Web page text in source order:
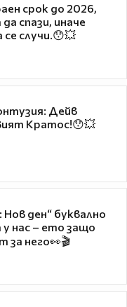
срок до 2026,
спази, иначе
се случи.😯💥
Дейв
Кратос!😯💥
ден“ буквално
у нас – ето защо
за него👀🎬